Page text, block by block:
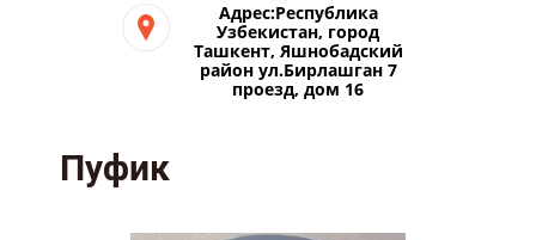
Адрес:Республика
Узбекистан, город
Ташкент, Яшнобадский
район ул.Бирлашган 7
проезд, дом 16
Пуфик